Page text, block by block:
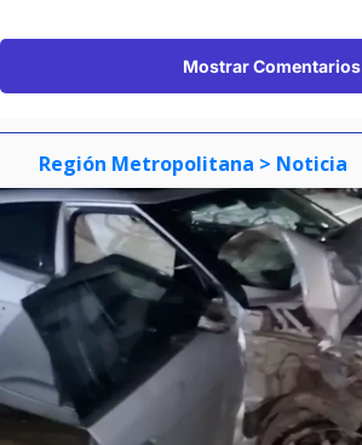
Mostrar Comentarios
Región Metropolitana > Noticia